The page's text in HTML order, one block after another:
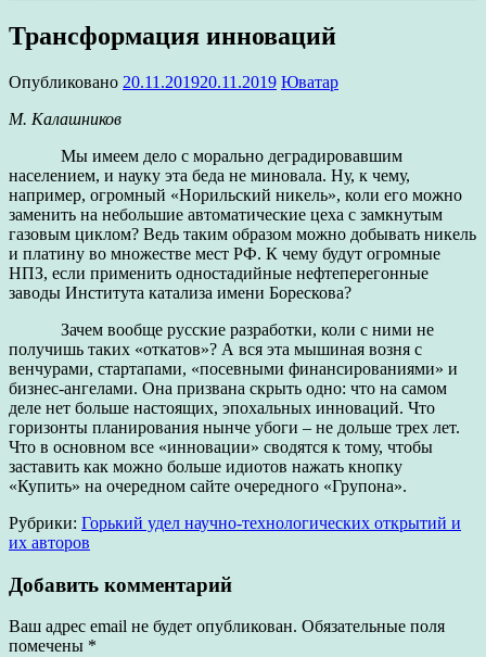
Трансформация инноваций
Опубликовано 20.11.201920.11.2019 Юватар
М. Калашников
Мы имеем дело с морально деградировавшим
населением, и науку эта беда не миновала. Ну, к чему,
например, огромный «Норильский никель», коли его можно
заменить на небольшие автоматические цеха с замкнутым
газовым циклом? Ведь таким образом можно добывать никель
и платину во множестве мест РФ. К чему будут огромные
НПЗ, если применить одностадийные нефтеперегонные
заводы Института катализа имени Борескова?
Зачем вообще русские разработки, коли с ними не
получишь таких «откатов»? А вся эта мышиная возня с
венчурами, стартапами, «посевными финансированиями» и
бизнес-ангелами. Она призвана скрыть одно: что на самом
деле нет больше настоящих, эпохальных инноваций. Что
горизонты планирования нынче убоги – не дольше трех лет.
Что в основном все «инновации» сводятся к тому, чтобы
заставить как можно больше идиотов нажать кнопку
«Купить» на очередном сайте очередного «Групона».
Рубрики: Горький удел научно-технологических открытий и
их авторов
Добавить комментарий
Ваш адрес email не будет опубликован. Обязательные поля
помечены *